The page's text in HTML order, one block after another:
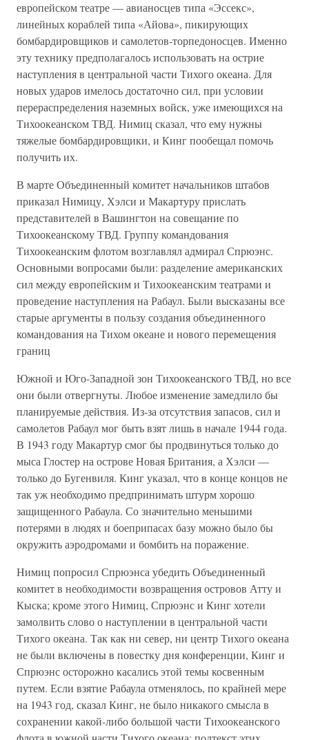
европейском театре — авианосцев типа «Эссекс»,
линейных кораблей типа «Айова», пикирующих
бомбардировщиков и самолетов-торпедоносцев. Именно
эту технику предполагалось использовать на острие
наступления в центральной части Тихого океана. Для
новых ударов имелось достаточно сил, при условии
перераспределения наземных войск, уже имеющихся на
Тихоокеанском ТВД. Нимиц сказал, что ему нужны
тяжелые бомбардировщики, и Кинг пообещал помочь
получить их.
В марте Объединенный комитет начальников штабов
приказал Нимицу, Хэлси и Макартуру прислать
представителей в Вашингтон на совещание по
Тихоокеанскому ТВД. Группу командования
Тихоокеанским флотом возглавлял адмирал Спрюэнс.
Основными вопросами были: разделение американских
сил между европейским и Тихоокеанским театрами и
проведение наступления на Рабаул. Были высказаны все
старые аргументы в пользу создания объединенного
командования на Тихом океане и нового перемещения
границ
Южной и Юго-Западной зон Тихоокеанского ТВД, но все
они были отвергнуты. Любое изменение замедлило бы
планируемые действия. Из-за отсутствия запасов, сил и
самолетов Рабаул мог быть взят лишь в начале 1944 года.
В 1943 году Макартур смог бы продвинуться только до
мыса Глостер на острове Новая Британия, а Хэлси —
только до Бугенвиля. Кинг указал, что в конце концов не
так уж необходимо предпринимать штурм хорошо
защищенного Рабаула. Со значительно меньшими
потерями в людях и боеприпасах базу можно было бы
окружить аэродромами и бомбить на поражение.
Нимиц попросил Спрюэнса убедить Объединенный
комитет в необходимости возвращения островов Атту и
Кыска; кроме этого Нимиц, Спрюэнс и Кинг хотели
замолвить слово о наступлении в центральной части
Тихого океана. Так как ни север, ни центр Тихого океана
не были включены в повестку дня конференции, Кинг и
Спрюэнс осторожно касались этой темы косвенным
путем. Если взятие Рабаула отменялось, по крайней мере
на 1943 год, сказал Кинг, не было никакого смысла в
сохранении какой-либо большой части Тихоокеанского